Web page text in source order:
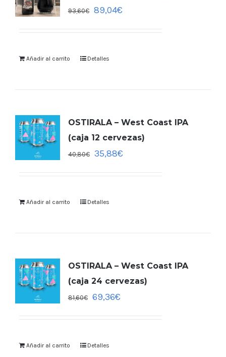
93,60€ 89,04€
Añadir al carrito Detalles
OSTIRALA – West Coast IPA
(caja 12 cervezas)
40,80€ 35,88€
Añadir al carrito Detalles
OSTIRALA – West Coast IPA
(caja 24 cervezas)
81,60€ 69,36€
Añadir al carrito Detalles